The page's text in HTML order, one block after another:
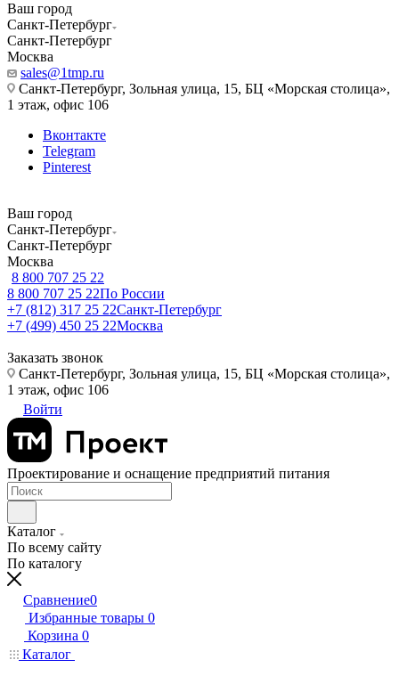
Ваш город
Санкт-Петербург
Санкт-Петербург
Москва
sales@1tmp.ru
Санкт-Петербург, Зольная улица, 15, БЦ «Морская столица»,
1 этаж, офис 106
Вконтакте
Telegram
Pinterest
Ваш город
Санкт-Петербург
Санкт-Петербург
Москва
8 800 707 25 22
8 800 707 25 22По России
+7 (812) 317 25 22Санкт-Петербург
+7 (499) 450 25 22Москва
Заказать звонок
Санкт-Петербург, Зольная улица, 15, БЦ «Морская столица»,
1 этаж, офис 106
Войти
Проектирование и оснащение предприятий питания
Каталог
По всему сайту
По каталогу
Сравнение0
Избранные товары 0
Корзина 0
Каталог